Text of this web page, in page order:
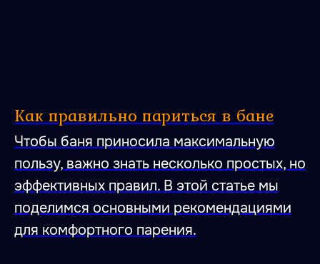
Как правильно париться в бане
Чтобы баня приносила максимальную
пользу, важно знать несколько простых, но
эффективных правил. В этой статье мы
поделимся основными рекомендациями
для комфортного парения.
47.026806 28.744917